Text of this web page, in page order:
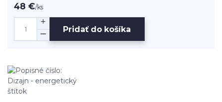
48 €/ks
Pridať do košíka